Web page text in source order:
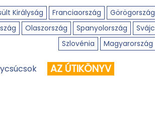
Királyság Franciaország Görögország
Olaszország Spanyolország Svájc
Szlovénia
Magyarország
AZ ÚTIKÖNYV